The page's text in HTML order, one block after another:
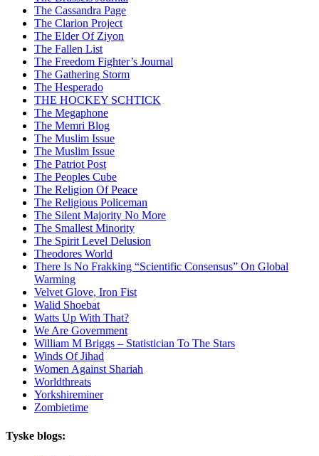
The Cassandra Page
The Clarion Project
The Elder Of Ziyon
The Fallen List
The Freedom Fighter’s Journal
The Gathering Storm
The Hesperado
THE HOCKEY SCHTICK
The Megaphone
The Memri Blog
The Muslim Issue
The Muslim Issue
The Patriot Post
The Peoples Cube
The Religion Of Peace
The Religious Policeman
The Silent Majority No More
The Smallest Minority
The Spirit Level Delusion
Theodores World
There Is No Frakking “Scientific Consensus” On Global
Warming
Velvet Glove, Iron Fist
Walid Shoebat
Watts Up With That?
We Are Government
William M Briggs – Statistician To The Stars
Winds Of Jihad
Women Against Shariah
Worldthreats
Yorkshireminer
Zombietime
Tyske blogs: